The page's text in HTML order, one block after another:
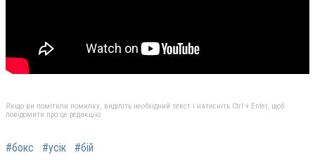
Якщо ви помітили помилку, виділіть необхідний текст і натисніть Ctrl + Enter, щоб
повідомити про це редакцію
#бокс #усік #бій